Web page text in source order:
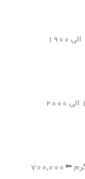
✳️ یونولیت تیرچه کرومیت دومتری/۱۸۰۰ الی ۱۹۰۰
✳️ یونولیت تیرچه کرومیت دو متری/۱۹۰۰ الی ۲۰۰۰
✳️ یونولیت تیرچه بتنی/۱۰۰۰ الی ۱۱۰۰گرم ⬅️۷۰۰,۰۰۰